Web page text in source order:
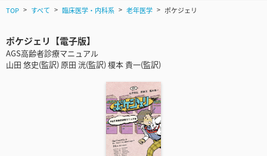
TOP すべて 臨床医学・内科系 老年医学 ポケジェリ
ポケジェリ【電子版】
AGS高齢者診療マニュアル
山田 悠史(監訳) 原田 洸(監訳) 榎本 貴一(監訳)